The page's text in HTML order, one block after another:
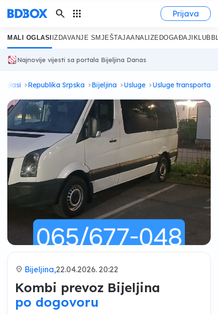
search apps Prijava
MALI OGLASI IZDAVANJE SMJEŠTAJAANALIZE DOGAĐAJI KLUB
Najnovije vijesti sa portala Bijeljina Danas
Oglasi Republika Srpska Bijeljina Usluge Usluge transporta
location_on Bijeljina,22.04.2026. 20:22
Kombi prevoz Bijeljina
po dogovoru